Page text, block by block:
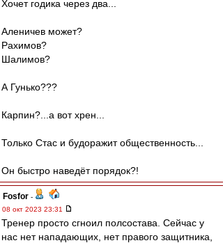
Хочет годика через два...
Аленичев может?
Рахимов?
Шалимов?
А Гунько???
Карпин?...а вот хрен...
Только Стас и будоражит общественность...
Он быстро наведёт порядок?!
Fosfor -
08 окт 2023 23:31
Тренер просто сгноил полсостава. Сейчас у
нас нет нападающих, нет правого защитника,